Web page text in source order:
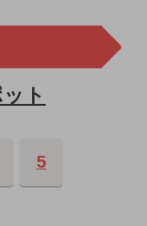
ト
5